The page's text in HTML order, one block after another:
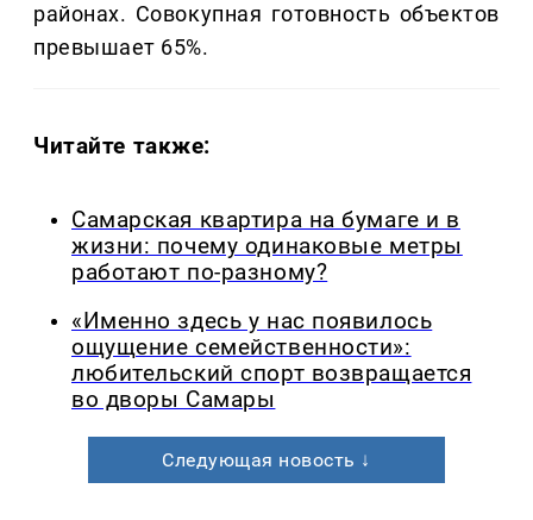
районах. Совокупная готовность объектов
превышает 65%.
Читайте также:
Самарская квартира на бумаге и в
жизни: почему одинаковые метры
работают по-разному?
«Именно здесь у нас появилось
ощущение семейственности»:
любительский спорт возвращается
во дворы Самары
Следующая новость ↓